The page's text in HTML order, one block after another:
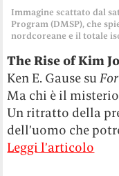
Immagine scattato dal
Program (DMSP), che
nordcoreane e il totale
The Rise of Kim
Ken E. Gause su
Ma chi è il
Un ritratto della
dell’uomo che
Leggi l’articolo